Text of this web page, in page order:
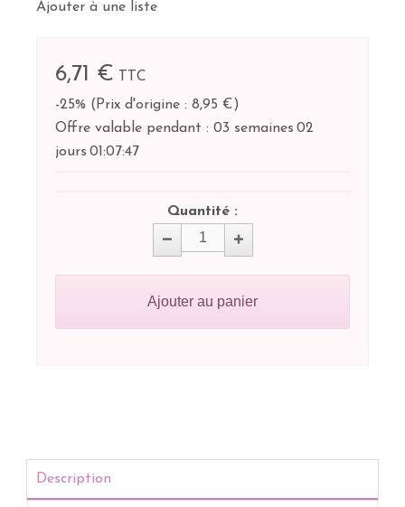
Ajouter à une liste
6,71 €
TTC
-25% ( Prix d'origine : 8,95 €)
Offre valable pendant : 03 semaines 02
jours 01:07:47
Quantité :
Ajouter au panier
Description